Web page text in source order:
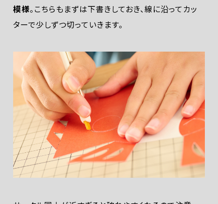
模様。こちらもまずは下書きしておき、線に沿ってカッ
ターで少しずつ切っていきます。